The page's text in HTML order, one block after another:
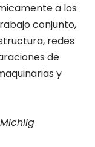
a los
conjunto,
redes
de
y